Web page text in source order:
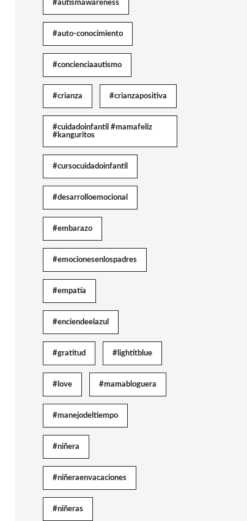
#autismawareness
#auto-conocimiento
#concienciaautismo
#crianza #crianzapositiva
#cuidadoinfantil #mamafeliz
#kanguritos
#cursocuidadoinfantil
#desarrolloemocional
#embarazo
#emocionesenlospadres
#empatía
#enciendeelazul
#gratitud #lightitblue
#love #mamabloguera
#manejodeltiempo
#niñera
#niñeraenvacaciones
#niñeras